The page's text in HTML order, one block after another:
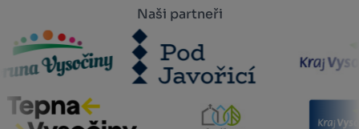
Naši partneři